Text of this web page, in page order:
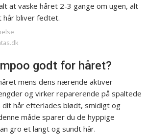
at vaske håret 2-3 gange om ugen, alt
bliver fedtet.
godt for håret?
mens dens nærende aktiver
og virker reparerende på spaltede
dit hår efterlades blødt, smidigt og
måde sparer du de hyppige
gro et langt og sundt hår.